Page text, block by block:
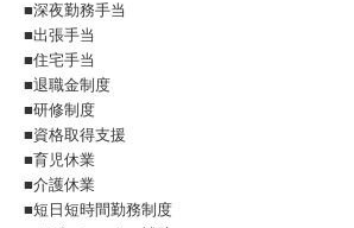
■深夜勤務手当
■出張手当
■住宅手当
■退職金制度
■研修制度
■資格取得支援
■育児休業
■介護休業
■短日短時間勤務制度